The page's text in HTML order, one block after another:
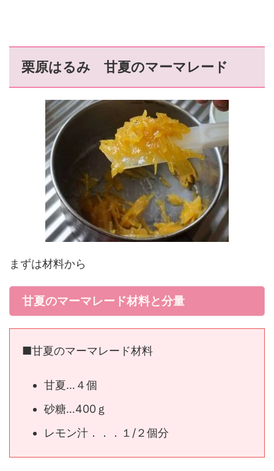
栗原はるみ 甘夏のマーマレード
まずは材料から
甘夏のマーマレード材料と分量
■甘夏のマーマレード材料
甘夏…４個
砂糖…400ｇ
レモン汁．．．１/２個分